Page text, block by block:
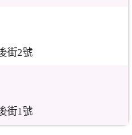
街2號
街1號